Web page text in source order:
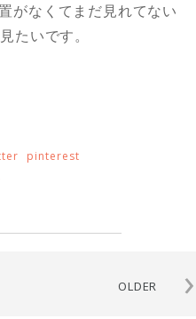
がなくてまだ見れてない
たいです。
pinterest
OLDER ›